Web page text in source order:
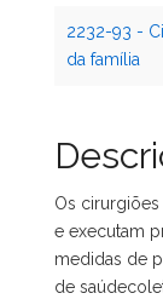
2232-93 -
da família
Os
e executam
medidas de
de